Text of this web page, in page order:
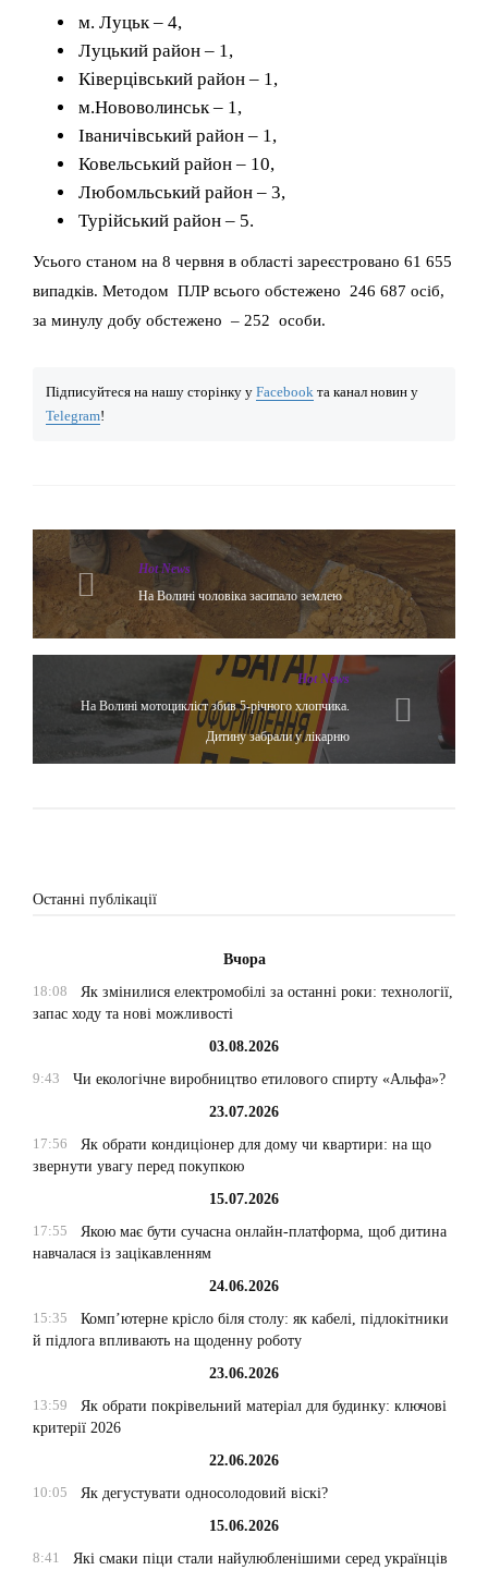
м. Луцьк – 4,
Луцький район – 1,
Ківерцівський район – 1,
м.Нововолинськ – 1,
Іваничівський район – 1,
Ковельський район – 10,
Любомльський район – 3,
Турійський район – 5.
Усього станом на 8 червня в області зареєстровано 61 655
випадків. Методом ПЛР всього обстежено 246 687 осіб,
за минулу добу обстежено – 252 особи.
Підписуйтеся на нашу сторінку у Facebook та канал новин у
Telegram!
Hot News
На Волині чоловіка засипало землею
Hot News
На Волині мотоцикліст збив 5-річного хлопчика.
Дитину забрали у лікарню
Останні публікації
Вчора
18:08
Як змінилися електромобілі за останні роки: технології,
запас ходу та нові можливості
03.08.2026
9:43
Чи екологічне виробництво етилового спирту «Альфа»?
23.07.2026
17:56
Як обрати кондиціонер для дому чи квартири: на що
звернути увагу перед покупкою
15.07.2026
17:55
Якою має бути сучасна онлайн-платформа, щоб дитина
навчалася із зацікавленням
24.06.2026
15:35
Комп’ютерне крісло біля столу: як кабелі, підлокітники
й підлога впливають на щоденну роботу
23.06.2026
13:59
Як обрати покрівельний матеріал для будинку: ключові
критерії 2026
22.06.2026
10:05
Як дегустувати односолодовий віскі?
15.06.2026
8:41
Які смаки піци стали найулюбленішими серед українців